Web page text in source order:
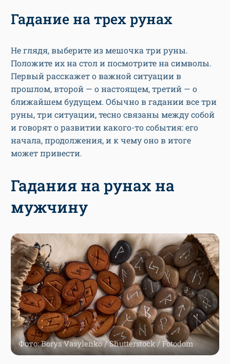
Гадание на трех рунах
Не глядя, выберите из мешочка три руны.
Положите их на стол и посмотрите на символы.
Первый расскажет о важной ситуации в
прошлом, второй — о настоящем, третий — о
ближайшем будущем. Обычно в гадании все три
руны, три ситуации, тесно связаны между собой
и говорят о развитии какого-то события: его
начала, продолжения, и к чему оно в итоге
может привести.
Гадания на рунах на
мужчину
Фото: Borys Vasylenko / Shutterstock / Fotodom